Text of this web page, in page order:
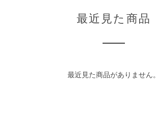
最近見た商品
最近見た商品がありません。